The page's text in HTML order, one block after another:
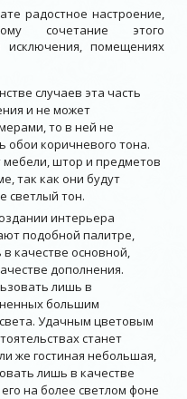
радостное настроение,
сочетание этого
исключения, помещениях
случаев эта часть
и не может
то в ней не
обои коричневого тона.
мебели, штор и предметов
так как они будут
светлый тон.
интерьера
подобной палитре,
качестве основной,
дополнения.
лишь в
большим
Удачным цветовым
станет
же гостиная небольшая,
лишь в качестве
на более светлом фоне